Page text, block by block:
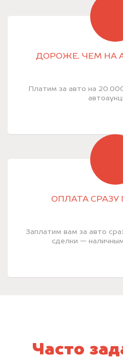
ДОРОЖЕ, ЧЕМ НА
Платим за авто на
ОПЛАТА СРАЗУ
Заплатим вам за авто
сделки —
Часто